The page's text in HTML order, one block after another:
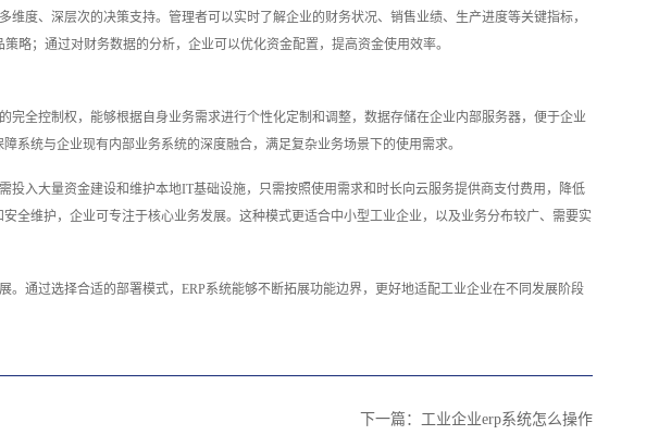
度、深层次的决策支持。管理者可以实时了解企业的财务状况、销售业绩、生产进度等关键指标，
略；通过对财务数据的分析，企业可以优化资金配置，提高资金使用效率。
全控制权，能够根据自身业务需求进行个性化定制和调整，数据存储在企业内部服务器，便于企业
统与企业现有内部业务系统的深度融合，满足复杂业务场景下的使用需求。
入大量资金建设和维护本地IT基础设施，只需按照使用需求和时长向云服务提供商支付费用，降低
全维护，企业可专注于核心业务发展。这种模式更适合中小型工业企业，以及业务分布较广、需要实
通过选择合适的部署模式，ERP系统能够不断拓展功能边界，更好地适配工业企业在不同发展阶段
下一篇： 工业企业erp系统怎么操作